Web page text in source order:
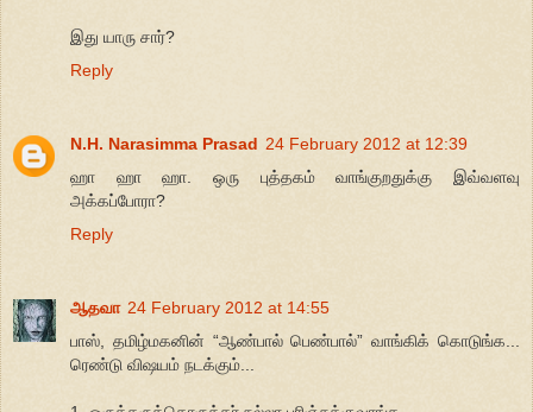
இது யாரு சார்?
Reply
N.H. Narasimma Prasad 24 February 2012 at 12:39
ஹா ஹா ஹா. ஒரு புத்தகம் வாங்குறதுக்கு இவ்வளவு
அக்கப்போரா?
Reply
ஆதவா 24 February 2012 at 14:55
பாஸ், தமிழ்மகனின் “ஆண்பால் பெண்பால்” வாங்கிக் கொடுங்க...
ரெண்டு விஷயம் நடக்கும்...